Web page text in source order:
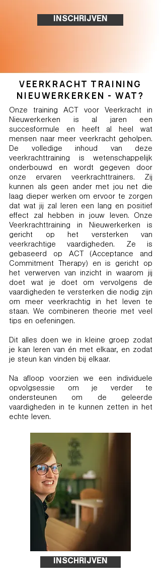
INSCHRIJVEN
VEERKRACHT TRAINING
NIEUWERKERKEN - WAT?
Onze training ACT voor Veerkracht in
Nieuwerkerken is al jaren een
succesformule en heeft al heel wat
mensen naar meer veerkracht geholpen.
De volledige inhoud van deze
veerkrachttraining is wetenschappelijk
onderbouwd en wordt gegeven door
onze ervaren veerkrachttrainers. Zij
kunnen als geen ander met jou net die
laag dieper werken om ervoor te zorgen
dat wat jij zal leren een lang en positief
effect zal hebben in jouw leven. Onze
Veerkrachttraining in Nieuwerkerken is
gericht op het versterken van
veerkrachtige vaardigheden. Ze is
gebaseerd op ACT (Acceptance and
Commitment Therapy) en is gericht op
het verwerven van inzicht in waarom jij
doet wat je doet om vervolgens de
vaardigheden te versterken die nodig zijn
om meer veerkrachtig in het leven te
staan. We combineren theorie met veel
tips en oefeningen.
Dit alles doen we in kleine groep zodat
je kan leren van én met elkaar, en zodat
je steun kan vinden bij elkaar.
Na afloop voorzien we een individuele
opvolgsessie om je verder te
ondersteunen om de geleerde
vaardigheden in te kunnen zetten in het
echte leven.
INSCHRIJVEN